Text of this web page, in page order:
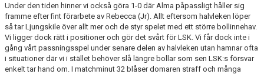
Under den tiden hinner vi också göra 1-0 där Alma påpassligt håller sig
framme efter fint förarbete av Rebecca (Jr). Allt eftersom halvleken löper
så tar Ljungskile över allt mer och de styr spelet med ett större bollinnehav.
Vi ligger dock rätt i positioner och gör det svårt för LSK. Vi får dock inte i
gång vårt passningsspel under senare delen av halvleken utan hamnar ofta
i situationer där vi i stället behöver slå längre bollar som sen LSK:s försvar
enkelt tar hand om. I matchminut 32 blåser domaren straff och många